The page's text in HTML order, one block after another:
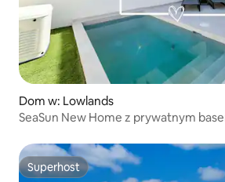
Dom w: Lowlands
SeaSun New Home z prywatnym
Superhost
Superhost